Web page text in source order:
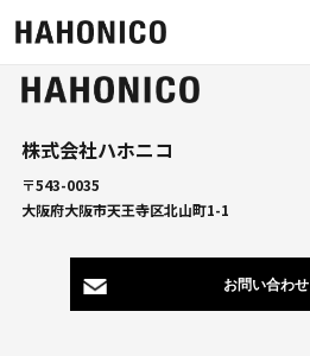
株式会社ハホニコ
〒543-0035
大阪府大阪市天王寺区北山町1-1
お問い合わせ